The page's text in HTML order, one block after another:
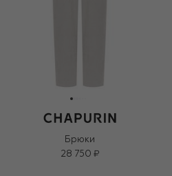
Брюки
28 750 ₽